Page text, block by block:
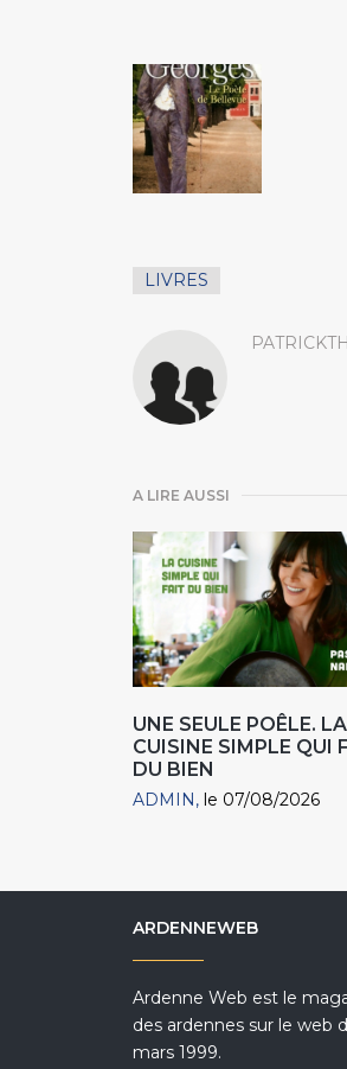
LIVRES
A LIRE AUSSI
UNE SEULE POÊLE. LA
CUISINE SIMPLE QUI
DU BIEN
ADMIN le 07/08/2026
ARDENNEWEB
Ardenne Web est le
des ardennes sur le web
mars 1999.